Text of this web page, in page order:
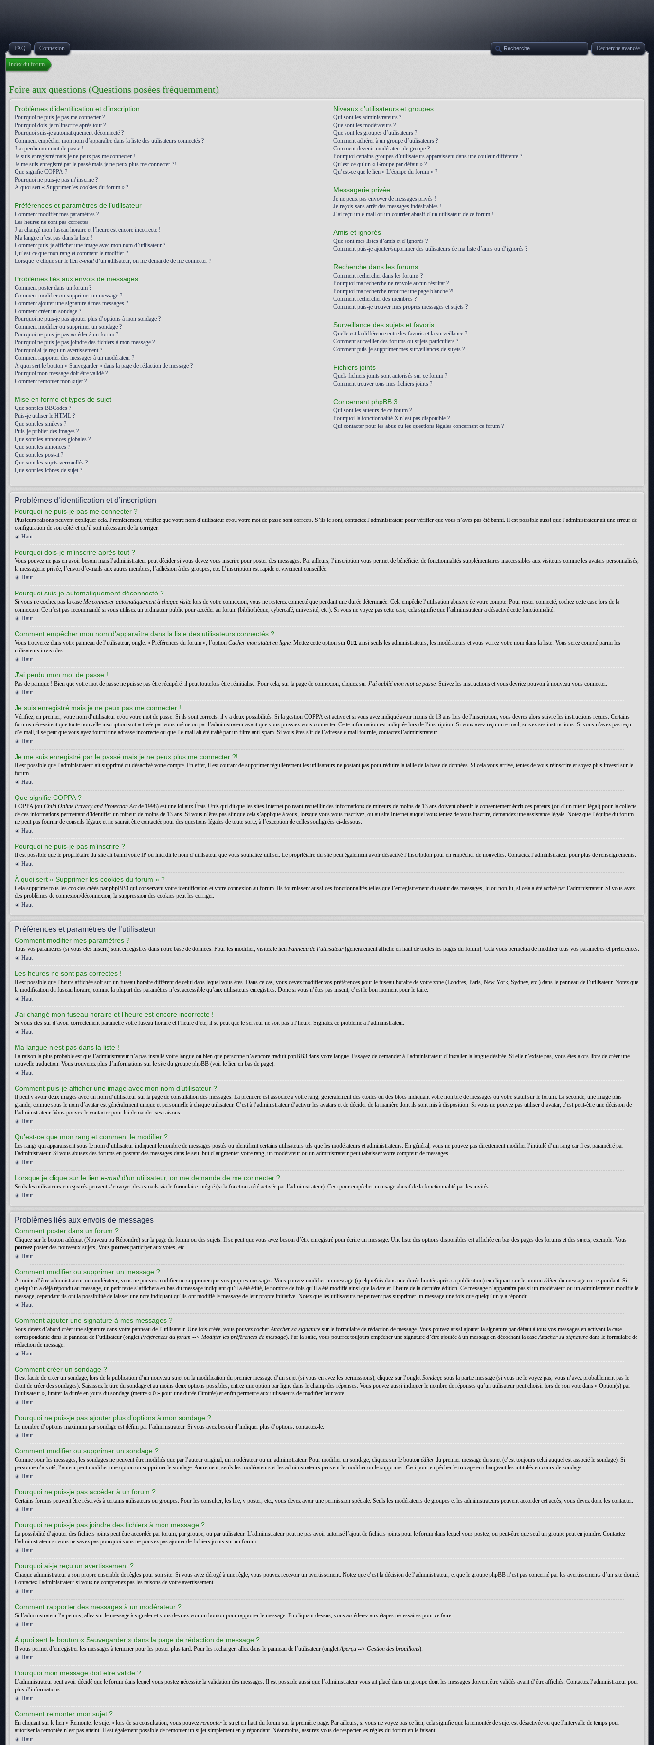
FAQ Connexion Recherche avancée
Index du forum
Foire aux questions (Questions posées fréquemment)
Problèmes d’identification et d’inscription
Pourquoi ne puis-je pas me connecter ?
Pourquoi dois-je m’inscrire après tout ?
Pourquoi suis-je automatiquement déconnecté ?
Comment empêcher mon nom d’apparaître dans la liste des utilisateurs connectés ?
J’ai perdu mon mot de passe !
Je suis enregistré mais je ne peux pas me connecter !
Je me suis enregistré par le passé mais je ne peux plus me connecter ?!
Que signifie COPPA ?
Pourquoi ne puis-je pas m’inscrire ?
À quoi sert « Supprimer les cookies du forum » ?
Préférences et paramètres de l’utilisateur
Comment modifier mes paramètres ?
Les heures ne sont pas correctes !
J’ai changé mon fuseau horaire et l’heure est encore incorrecte !
Ma langue n’est pas dans la liste !
Comment puis-je afficher une image avec mon nom d’utilisateur ?
Qu’est-ce que mon rang et comment le modifier ?
Lorsque je clique sur le lien e-mail d’un utilisateur, on me demande de me connecter ?
Problèmes liés aux envois de messages
Comment poster dans un forum ?
Comment modifier ou supprimer un message ?
Comment ajouter une signature à mes messages ?
Comment créer un sondage ?
Pourquoi ne puis-je pas ajouter plus d’options à mon sondage ?
Comment modifier ou supprimer un sondage ?
Pourquoi ne puis-je pas accéder à un forum ?
Pourquoi ne puis-je pas joindre des fichiers à mon message ?
Pourquoi ai-je reçu un avertissement ?
Comment rapporter des messages à un modérateur ?
À quoi sert le bouton « Sauvegarder » dans la page de rédaction de message ?
Pourquoi mon message doit être validé ?
Comment remonter mon sujet ?
Mise en forme et types de sujet
Que sont les BBCodes ?
Puis-je utiliser le HTML ?
Que sont les smileys ?
Puis-je publier des images ?
Que sont les annonces globales ?
Que sont les annonces ?
Que sont les post-it ?
Que sont les sujets verrouillés ?
Que sont les icônes de sujet ?
Niveaux d’utilisateurs et groupes
Qui sont les administrateurs ?
Que sont les modérateurs ?
Que sont les groupes d’utilisateurs ?
Comment adhérer à un groupe d’utilisateurs ?
Comment devenir modérateur de groupe ?
Pourquoi certains groupes d’utilisateurs apparaissent dans une couleur différente ?
Qu’est-ce qu’un « Groupe par défaut » ?
Qu’est-ce que le lien « L’équipe du forum » ?
Messagerie privée
Je ne peux pas envoyer de messages privés !
Je reçois sans arrêt des messages indésirables !
J’ai reçu un e-mail ou un courrier abusif d’un utilisateur de ce forum !
Amis et ignorés
Que sont mes listes d’amis et d’ignorés ?
Comment puis-je ajouter/supprimer des utilisateurs de ma liste d’amis ou d’ignorés ?
Recherche dans les forums
Comment rechercher dans les forums ?
Pourquoi ma recherche ne renvoie aucun résultat ?
Pourquoi ma recherche retourne une page blanche ?!
Comment rechercher des membres ?
Comment puis-je trouver mes propres messages et sujets ?
Surveillance des sujets et favoris
Quelle est la différence entre les favoris et la surveillance ?
Comment surveiller des forums ou sujets particuliers ?
Comment puis-je supprimer mes surveillances de sujets ?
Fichiers joints
Quels fichiers joints sont autorisés sur ce forum ?
Comment trouver tous mes fichiers joints ?
Concernant phpBB 3
Qui sont les auteurs de ce forum ?
Pourquoi la fonctionnalité X n’est pas disponible ?
Qui contacter pour les abus ou les questions légales concernant ce forum ?
Problèmes d’identification et d’inscription
Pourquoi ne puis-je pas me connecter ?
Plusieurs raisons peuvent expliquer cela. Premièrement, vérifiez que votre nom d’utilisateur et/ou votre mot de passe sont corrects. S’ils le sont, contactez l’administrateur pour vérifier que vous n’avez pas été banni. Il est possible aussi que l’administrateur ait une erreur de
configuration de son côté, et qu’il soit nécessaire de la corriger.
Haut
Pourquoi dois-je m’inscrire après tout ?
Vous pouvez ne pas en avoir besoin mais l’administrateur peut décider si vous devez vous inscrire pour poster des messages. Par ailleurs, l’inscription vous permet de bénéficier de fonctionnalités supplémentaires inaccessibles aux visiteurs comme les avatars personnalisés,
la messagerie privée, l’envoi d’e-mails aux autres membres, l’adhésion à des groupes, etc. L’inscription est rapide et vivement conseillée.
Haut
Pourquoi suis-je automatiquement déconnecté ?
Si vous ne cochez pas la case Me connecter automatiquement à chaque visite lors de votre connexion, vous ne resterez connecté que pendant une durée déterminée. Cela empêche l’utilisation abusive de votre compte. Pour rester connecté, cochez cette case lors de la
connexion. Ce n’est pas recommandé si vous utilisez un ordinateur public pour accéder au forum (bibliothèque, cybercafé, université, etc.). Si vous ne voyez pas cette case, cela signifie que l’administrateur a désactivé cette fonctionnalité.
Haut
Comment empêcher mon nom d’apparaître dans la liste des utilisateurs connectés ?
Vous trouverez dans votre panneau de l’utilisateur, onglet « Préférences du forum », l’option Cacher mon statut en ligne. Mettez cette option sur Oui ainsi seuls les administrateurs, les modérateurs et vous verrez votre nom dans la liste. Vous serez compté parmi les
utilisateurs invisibles.
Haut
J’ai perdu mon mot de passe !
Pas de panique ! Bien que votre mot de passe ne puisse pas être récupéré, il peut toutefois être réinitialisé. Pour cela, sur la page de connexion, cliquez sur J’ai oublié mon mot de passe. Suivez les instructions et vous devriez pouvoir à nouveau vous connecter.
Haut
Je suis enregistré mais je ne peux pas me connecter !
Vérifiez, en premier, votre nom d’utilisateur et/ou votre mot de passe. Si ils sont corrects, il y a deux possibilités. Si la gestion COPPA est active et si vous avez indiqué avoir moins de 13 ans lors de l’inscription, vous devrez alors suivre les instructions reçues. Certains
forums nécessitent que toute nouvelle inscription soit activée par vous-même ou par l’administrateur avant que vous puissiez vous connecter. Cette information est indiquée lors de l’inscription. Si vous avez reçu un e-mail, suivez ses instructions. Si vous n’avez pas reçu
d’e-mail, il se peut que vous ayez fourni une adresse incorrecte ou que l’e-mail ait été traité par un filtre anti-spam. Si vous êtes sûr de l’adresse e-mail fournie, contactez l’administrateur.
Haut
Je me suis enregistré par le passé mais je ne peux plus me connecter ?!
Il est possible que l’administrateur ait supprimé ou désactivé votre compte. En effet, il est courant de supprimer régulièrement les utilisateurs ne postant pas pour réduire la taille de la base de données. Si cela vous arrive, tentez de vous réinscrire et soyez plus investi sur le
forum.
Haut
Que signifie COPPA ?
COPPA (ou Child Online Privacy and Protection Actde 1998) est une loi aux États-Unis qui dit que les sites Internet pouvant recueillir des informations de mineurs de moins de 13 ans doivent obtenir le consentementécrit des parents (ou d’un tuteur légal) pour la collecte
de ces informations permettant d’identifier un mineur de moins de 13 ans. Si vous n’êtes pas sûr que cela s’applique à vous, lorsque vous vous inscrivez, ou au site Internet auquel vous tentez de vous inscrire, demandez une assistance légale. Notez que l’équipe du forum
ne peut pas fournir de conseils légaux et ne saurait être contactée pour des questions légales de toute sorte, à l’exception de celles soulignées ci-dessous.
Haut
Pourquoi ne puis-je pas m’inscrire ?
Il est possible que le propriétaire du site ait banni votre IP ou interdit le nom d’utilisateur que vous souhaitez utiliser. Le propriétaire du site peut également avoir désactivé l’inscription pour en empêcher de nouvelles. Contactez l’administrateur pour plus de renseignements.
Haut
À quoi sert « Supprimer les cookies du forum » ?
Cela supprime tous les cookies créés par phpBB3 qui conservent votre identification et votre connexion au forum. Ils fournissent aussi des fonctionnalités telles que l’enregistrement du statut des messages, lu ou non-lu, si cela a été activé par l’administrateur. Si vous avez
des problèmes de connexion/déconnexion, la suppression des cookies peut les corriger.
Haut
Préférences et paramètres de l’utilisateur
Comment modifier mes paramètres ?
Tous vos paramètres (si vous êtes inscrit) sont enregistrés dans notre base de données. Pour les modifier, visitez le lien Panneau de l’utilisateur (généralement affiché en haut de toutes les pages du forum). Cela vous permettra de modifier tous vos paramètres et préférences.
Haut
Les heures ne sont pas correctes !
Il est possible que l’heure affichée soit sur un fuseau horaire différent de celui dans lequel vous êtes. Dans ce cas, vous devez modifier vos préférences pour le fuseau horaire de votre zone (Londres, Paris, New York, Sydney, etc.) dans le panneau de l’utilisateur. Notez que
la modification du fuseau horaire, comme la plupart des paramètres n’est accessible qu’aux utilisateurs enregistrés. Donc si vous n’êtes pas inscrit, c’est le bon moment pour le faire.
Haut
J’ai changé mon fuseau horaire et l’heure est encore incorrecte !
Si vous êtes sûr d’avoir correctement paramétré votre fuseau horaire et l’heure d’été, il se peut que le serveur ne soit pas à l’heure. Signalez ce problème à l’administrateur.
Haut
Ma langue n’est pas dans la liste !
La raison la plus probable est que l’administrateur n’a pas installé votre langue ou bien que personne n’a encore traduit phpBB3 dans votre langue. Essayez de demander à l’administrateur d’installer la langue désirée. Si elle n’existe pas, vous êtes alors libre de créer une
nouvelle traduction. Vous trouverez plus d’informations sur le site du groupe phpBB (voir le lien en bas de page).
Haut
Comment puis-je afficher une image avec mon nom d’utilisateur ?
Il peut y avoir deux images avec un nom d’utilisateur sur la page de consultation des messages. La première est associée à votre rang, généralement des étoiles ou des blocs indiquant votre nombre de messages ou votre statut sur le forum. La seconde, une image plus
grande, connue sous le nom d’avatar est généralement unique et personnelle à chaque utilisateur. C’est à l’administrateur d’activer les avatars et de décider de la manière dont ils sont mis à disposition. Si vous ne pouvez pas utiliser d’avatar, c’est peut-être une décision de
l’administrateur. Vous pouvez le contacter pour lui demander ses raisons.
Haut
Qu’est-ce que mon rang et comment le modifier ?
Les rangs qui apparaissent sous le nom d’utilisateur indiquent le nombre de messages postés ou identifient certains utilisateurs tels que les modérateurs et administrateurs. En général, vous ne pouvez pas directement modifier l’intitulé d’un rang car il est paramétré par
l’administrateur. Si vous abusez des forums en postant des messages dans le seul but d’augmenter votre rang, un modérateur ou un administrateur peut rabaisser votre compteur de messages.
Haut
Lorsque je clique sur le lien e-maild’un utilisateur, on me demande de me connecter ?
Seuls les utilisateurs enregistrés peuvent s’envoyer des e-mails via le formulaire intégré (si la fonction a été activée par l’administrateur). Ceci pour empêcher un usage abusif de la fonctionnalité par les invités.
Haut
Problèmes liés aux envois de messages
Comment poster dans un forum ?
Cliquez sur le bouton adéquat (Nouveau ou Répondre) sur la page du forum ou des sujets. Il se peut que vous ayez besoin d’être enregistré pour écrire un message. Une liste des options disponibles est affichée en bas des pages des forums et des sujets, exemple: Vous
pouvez poster des nouveaux sujets, Vous pouvez participer aux votes, etc.
Haut
Comment modifier ou supprimer un message ?
À moins d’être administrateur ou modérateur, vous ne pouvez modifier ou supprimer que vos propres messages. Vous pouvez modifier un message (quelquefois dans une durée limitée après sa publication) en cliquant sur le bouton éditer du message correspondant. Si
quelqu’un a déjà répondu au message, un petit texte s’affichera en bas du message indiquant qu’il a été édité, le nombre de fois qu’il a été modifié ainsi que la date et l’heure de la dernière édition. Ce message n’apparaîtra pas si un modérateur ou un administrateur modifie le
message, cependant ils ont la possibilité de laisser une note indiquant qu’ils ont modifié le message de leur propre initiative. Notez que les utilisateurs ne peuvent pas supprimer un message une fois que quelqu’un y a répondu.
Haut
Comment ajouter une signature à mes messages ?
Vous devez d’abord créer une signature dans votre panneau de l’utilisateur. Une fois créée, vous pouvez cocherAttacher sa signature sur le formulaire de rédaction de message. Vous pouvez aussi ajouter la signature par défaut à tous vos messages en activant la case
correspondante dans le panneau de l’utilisateur (ongletPréférences du forum --> Modifier les préférences de message). Par la suite, vous pourrez toujours empêcher une signature d’être ajoutée à un message en décochant la caseAttacher sa signature dans le formulaire de
rédaction de message.
Haut
Comment créer un sondage ?
Il est facile de créer un sondage, lors de la publication d’un nouveau sujet ou la modification du premier message d’un sujet (si vous en avez les permissions), cliquez sur l’ongletSondage sous la partie message (si vous ne le voyez pas, vous n’avez probablement pas le
droit de créer des sondages). Saisissez le titre du sondage et au moins deux options possibles, entrez une option par ligne dans le champ des réponses. Vous pouvez aussi indiquer le nombre de réponses qu’un utilisateur peut choisir lors de son vote dans « Option(s) par
l’utilisateur », limiter la durée en jours du sondage (mettre « 0 » pour une durée illimitée) et enfin permettre aux utilisateurs de modifier leur vote.
Haut
Pourquoi ne puis-je pas ajouter plus d’options à mon sondage ?
Le nombre d’options maximum par sondage est défini par l’administrateur. Si vous avez besoin d’indiquer plus d’options, contactez-le.
Haut
Comment modifier ou supprimer un sondage ?
Comme pour les messages, les sondages ne peuvent être modifiés que par l’auteur original, un modérateur ou un administrateur. Pour modifier un sondage, cliquez sur le bouton éditer du premier message du sujet (c’est toujours celui auquel est associé le sondage). Si
personne n’a voté, l’auteur peut modifier une option ou supprimer le sondage. Autrement, seuls les modérateurs et les administrateurs peuvent le modifier ou le supprimer. Ceci pour empêcher le trucage en changeant les intitulés en cours de sondage.
Haut
Pourquoi ne puis-je pas accéder à un forum ?
Certains forums peuvent être réservés à certains utilisateurs ou groupes. Pour les consulter, les lire, y poster, etc., vous devez avoir une permission spéciale. Seuls les modérateurs de groupes et les administrateurs peuvent accorder cet accès, vous devez donc les contacter.
Haut
Pourquoi ne puis-je pas joindre des fichiers à mon message ?
La possibilité d’ajouter des fichiers joints peut être accordée par forum, par groupe, ou par utilisateur. L’administrateur peut ne pas avoir autorisé l’ajout de fichiers joints pour le forum dans lequel vous postez, ou peut-être que seul un groupe peut en joindre. Contactez
l’administrateur si vous ne savez pas pourquoi vous ne pouvez pas ajouter de fichiers joints sur un forum.
Haut
Pourquoi ai-je reçu un avertissement ?
Chaque administrateur a son propre ensemble de règles pour son site. Si vous avez dérogé à une règle, vous pouvez recevoir un avertissement. Notez que c’est la décision de l’administrateur, et que le groupe phpBB n’est pas concerné par les avertissements d’un site donné.
Contactez l’administrateur si vous ne comprenez pas les raisons de votre avertissement.
Haut
Comment rapporter des messages à un modérateur ?
Si l’administrateur l’a permis, allez sur le message à signaler et vous devriez voir un bouton pour rapporter le message. En cliquant dessus, vous accéderez aux étapes nécessaires pour ce faire.
Haut
À quoi sert le bouton « Sauvegarder » dans la page de rédaction de message ?
Il vous permet d’enregistrer les messages à terminer pour les poster plus tard. Pour les recharger, allez dans le panneau de l’utilisateur (ongletAperçu --> Gestion des brouillons).
Haut
Pourquoi mon message doit être validé ?
L’administrateur peut avoir décidé que le forum dans lequel vous postez nécessite la validation des messages. Il est possible aussi que l’administrateur vous ait placé dans un groupe dont les messages doivent être validés avant d’être affichés. Contactez l’administrateur pour
plus d’informations.
Haut
Comment remonter mon sujet ?
En cliquant sur le lien « Remonter le sujet » lors de sa consultation, vous pouvez remonter le sujet en haut du forum sur la première page. Par ailleurs, si vous ne voyez pas ce lien, cela signifie que la remontée de sujet est désactivée ou que l’intervalle de temps pour
autoriser la remontée n’est pas atteint. Il est également possible de remonter un sujet simplement en y répondant. Néanmoins, assurez-vous de respecter les règles du forum en le faisant.
Haut